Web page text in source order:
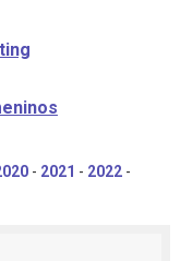
- 2021 - 2022-